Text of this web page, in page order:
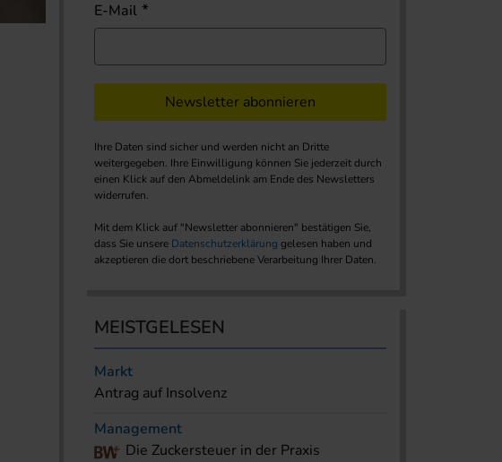
E-Mail
Newsletter abonnieren
Ihre Daten sind sicher und werden nicht an Dritte
weitergegeben. Ihre Einwilligung können Sie jederzeit durch
einen Klick auf den Abmeldelink am Ende des Newsletters
widerrufen.
Mit dem Klick auf "Newsletter abonnieren" bestätigen Sie,
dass Sie unsere Datenschutzerklärung gelesen haben und
akzeptieren die dort beschriebene Verarbeitung Ihrer Daten.
MEISTGELESEN
Markt
Antrag auf Insolvenz
Management
Die Zuckersteuer in der Praxis